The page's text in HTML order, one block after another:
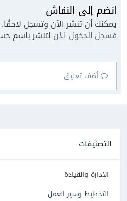
انضم إلى النقاش
يمكنك أن تنشر الآن وتسجل
فسجل الدخول الآن لتنشر باسم
أضف تعليق
التصنيفات
الإدارة والقيادة
التخطيط وسير العمل